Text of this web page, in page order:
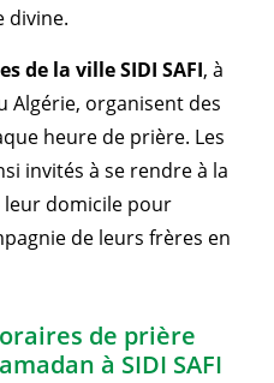
divine.
de la ville SIDI SAFI, à
Algérie, organisent des
heure de prière. Les
invités à se rendre à la
leur domicile pour
de leurs frères en
de prière
à SIDI SAFI